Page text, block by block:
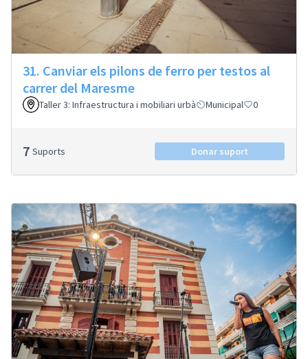
31. Canviar els pilons de ferro per testos al
carrer del Maresme
Taller 3: Infraestructura i mobiliari urbà Municipal 0
7 Suports Donar suport